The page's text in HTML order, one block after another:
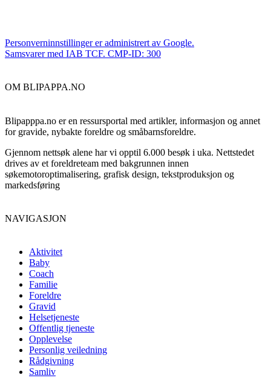
Personverninnstillinger er administrert av Google.
Samsvarer med IAB TCF. CMP-ID: 300
OM BLIPAPPA.NO
Blipapppa.no er en ressursportal med artikler, informasjon og annet
for gravide, nybakte foreldre og småbarnsforeldre.
Gjennom nettsøk alene har vi opptil 6.000 besøk i uka. Nettstedet
drives av et foreldreteam med bakgrunnen innen
søkemotoroptimalisering, grafisk design, tekstproduksjon og
markedsføring
NAVIGASJON
Aktivitet
Baby
Coach
Familie
Foreldre
Gravid
Helsetjeneste
Offentlig tjeneste
Opplevelse
Personlig veiledning
Rådgivning
Samliv